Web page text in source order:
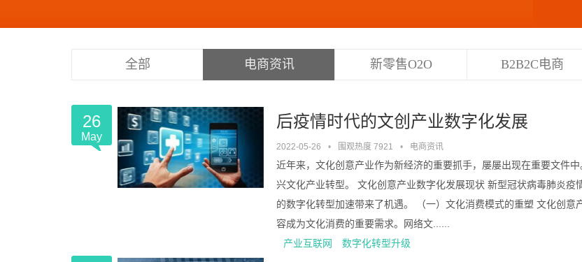
全部 电商资讯 新零售O2O B2B2C电商
26
May
后疫情时代的文创产业数字化发展
2022-05-26 • 围观热度 7921 • 电商资讯
近年来，文化创意产业作为新经济的重要抓手，屡屡出现在重要文件
兴文化产业转型。 文化创意产业数字化发展现状 新型冠状病毒肺炎
的数字化转型加速带来了机遇。 （一）文化消费模式的重塑 文化创
容成为文化消费的重要需求。网络文......
产业互联网
数字化转型升级